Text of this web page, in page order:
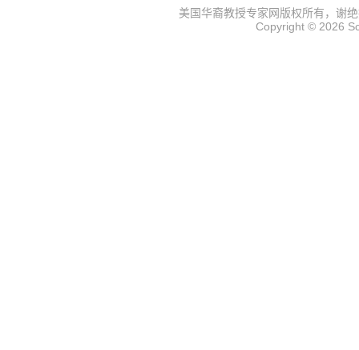
美国华裔教授专家网版权所有，谢
Copyright © 2026